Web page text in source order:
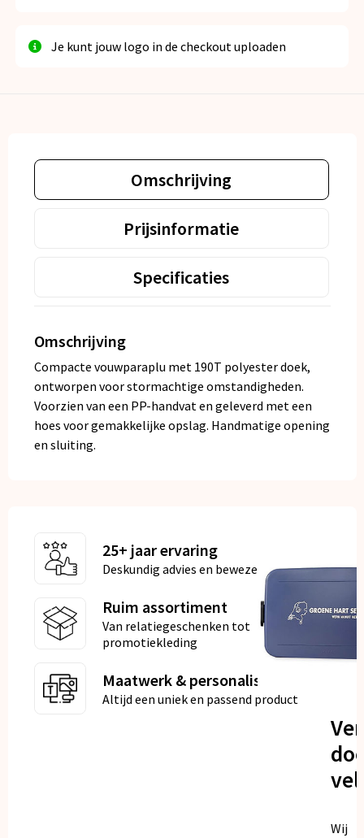
Je kunt jouw logo in de checkout uploaden
Omschrijving
Prijsinformatie
Specificaties
Omschrijving
Compacte vouwparaplu met 190T polyester doek,
ontworpen voor stormachtige omstandigheden.
Voorzien van een PP-handvat en geleverd met een
hoes voor gemakkelijke opslag. Handmatige opening
en sluiting.
25+ jaar ervaring
Deskundig advies en bewezen kwaliteit
Ruim assortiment
Van relatiegeschenken tot
promotiekleding
Maatwerk & personalisatie
Altijd een uniek en passend product
Wij